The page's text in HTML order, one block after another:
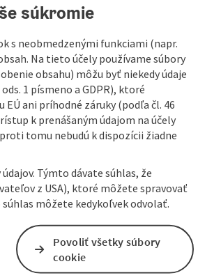
súkromie
s neobmedzenými funkciami (napr.
Na tieto účely používame súbory
obsahu) môžu byť niekedy údaje
1 písmeno a GDPR), ktoré
EÚ ani príhodné záruky (podľa čl. 46
k prenášaným údajom na účely
tomu nebudú k dispozícii žiadne
Týmto dávate súhlas, že
z USA), ktoré môžete spravovať
môžete kedykoľvek odvolať.
Povoliť všetky súbory
cookie